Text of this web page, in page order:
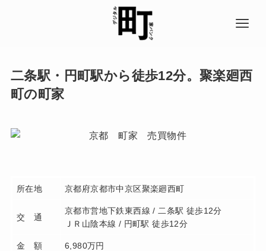
二条駅・円町駅から徒歩12分。聚楽廻西
町の町家
所在地 京都府京都市中京区聚楽廻西町
交 通
京都市営地下鉄東西線 / 二条駅 徒歩12分
ＪＲ山陰本線 / 円町駅 徒歩12分
金 額 6,980万円